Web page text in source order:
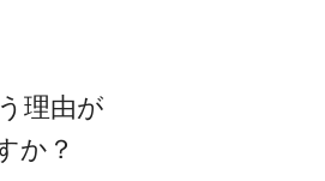
理由が
か？